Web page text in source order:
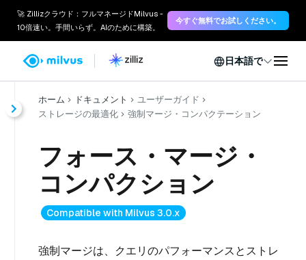
🚀 Zillizクラウド：フルマネージドMilvus -
10倍速い。手間いらず。AIのために構築。
今すぐ無料でお試しください。
日本語で
ホーム ドキュメント
ユーザーガイド
ストレージの最適化
強制マージ・コンパクテーション
フォース・マージ・
コンパクション
Compatible with Milvus 3.0.x
強制マージは、クエリのパフォーマンスとストレ